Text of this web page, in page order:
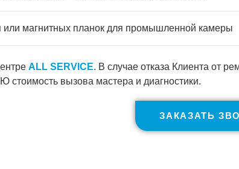
или магнитных планок для промышленной камеры
ALL SERVICE. В случае отказа Клиента от
вызова мастера и диагностики.
ЗАКАЗАТЬ